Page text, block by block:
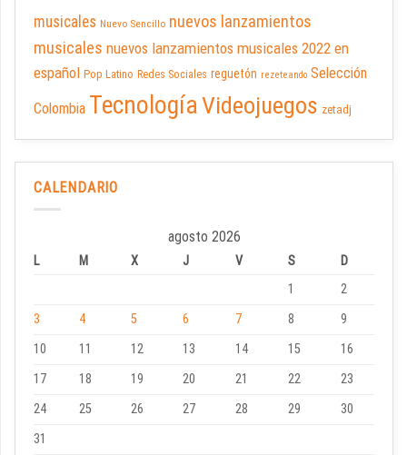
musicales Nuevo Sencillo nuevos lanzamientos
musicales nuevos lanzamientos musicales 2022 en
español Pop Latino Redes Sociales reguetón rezeteando Selección
Colombia TecnologíaVideojuegos zetadj
CALENDARIO
agosto 2026
L M X J V S
D
1
2
3
4 5 6 7 8
9
10
11 12 13 14 15
16
17
18 19 20 21 22
23
24
25 26 27 28 29
30
31